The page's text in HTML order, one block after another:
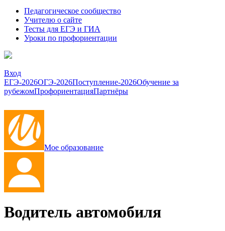
Педагогическое сообщество
Учителю о сайте
Тесты для ЕГЭ и ГИА
Уроки по профориентации
Вход
ЕГЭ-2026ОГЭ-2026Поступление-2026Обучение за
рубежомПрофориентацияПартнёры
Мое образование
Водитель автомобиля